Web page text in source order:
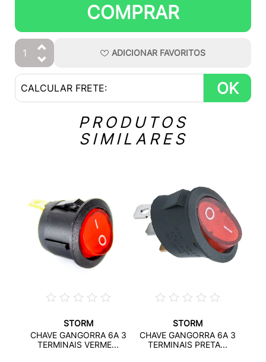
COMPRAR
ADICIONAR FAVORITOS
OK
PRODUTOS
SIMILARES
STORM
CHAVE GANGORRA 6A 3
TERMINAIS VERME...
STORM
CHAVE GANGORRA 6A 3
TERMINAIS PRETA...